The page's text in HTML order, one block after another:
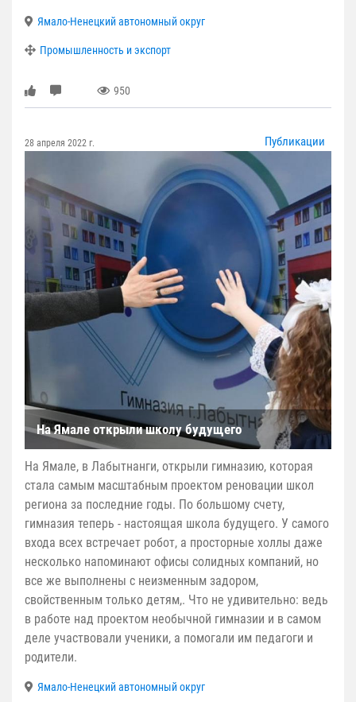
Ямало-Ненецкий автономный округ
Промышленность и экспорт
950
28 апреля 2022 г. Публикации
На Ямале открыли школу будущего
На Ямале, в Лабытнанги, открыли гимназию, которая
стала самым масштабным проектом реновации школ
региона за последние годы. По большому счету,
гимназия теперь - настоящая школа будущего. У самого
входа всех встречает робот, а просторные холлы даже
несколько напоминают офисы солидных компаний, но
все же выполнены с неизменным задором,
свойственным только детям,. Что не удивительно: ведь
в работе над проектом необычной гимназии и в самом
деле участвовали ученики, а помогали им педагоги и
родители.
Ямало-Ненецкий автономный округ